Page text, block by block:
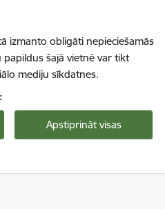
izmanto obligāti nepieciešamās
šajā vietnē var tikt
mediju sīkdatnes.
Apstiprināt visas